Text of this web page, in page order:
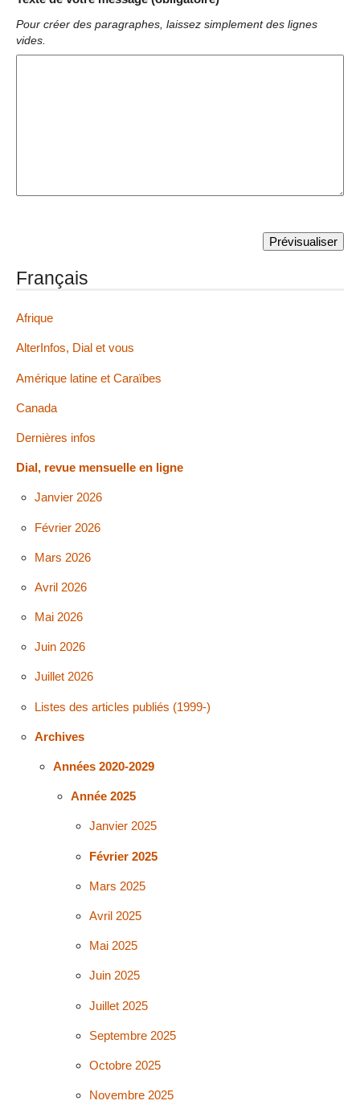
Pour créer des paragraphes, laissez simplement des lignes
vides.
Français
Afrique
AlterInfos, Dial et vous
Amérique latine et Caraïbes
Canada
Dernières infos
Dial, revue mensuelle en ligne
Janvier 2026
Février 2026
Mars 2026
Avril 2026
Mai 2026
Juin 2026
Juillet 2026
Listes des articles publiés (1999-)
Archives
Années 2020-2029
Année 2025
Janvier 2025
Février 2025
Mars 2025
Avril 2025
Mai 2025
Juin 2025
Juillet 2025
Septembre 2025
Octobre 2025
Novembre 2025